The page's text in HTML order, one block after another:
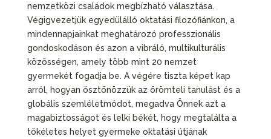
nemzetközi családok megbízható választása.
Végigvezetjük egyedülálló oktatási filozófiánkon, a
mindennapjainkat meghatározó professzionális
gondoskodáson és azon a vibráló, multikulturális
közösségen, amely több mint 20 nemzet
gyermekét fogadja be. A végére tiszta képet kap
arról, hogyan ösztönözzük az örömteli tanulást és a
globális szemléletmódot, megadva Önnek azt a
magabiztosságot és lelki békét, hogy megtalálta a
tökéletes helyet gyermeke oktatási útjának